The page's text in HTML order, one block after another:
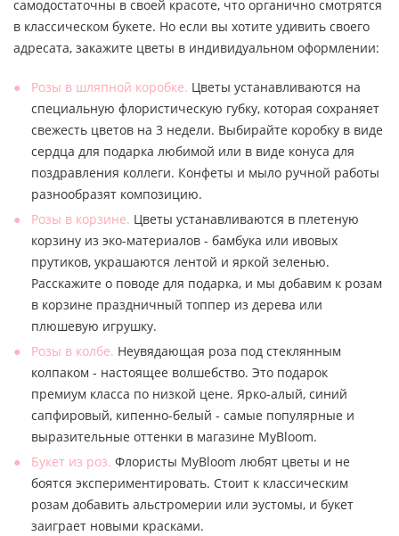
самодостаточны в своей красоте, что органично смотрятся
в классическом букете. Но если вы хотите удивить своего
адресата, закажите цветы в индивидуальном оформлении:
Розы в шляпной коробке. Цветы устанавливаются на
специальную флористическую губку, которая сохраняет
свежесть цветов на 3 недели. Выбирайте коробку в виде
сердца для подарка любимой или в виде конуса для
поздравления коллеги. Конфеты и мыло ручной работы
разнообразят композицию.
Розы в корзине. Цветы устанавливаются в плетеную
корзину из эко-материалов - бамбука или ивовых
прутиков, украшаются лентой и яркой зеленью.
Расскажите о поводе для подарка, и мы добавим к розам
в корзине праздничный топпер из дерева или
плюшевую игрушку.
Розы в колбе. Неувядающая роза под стеклянным
колпаком - настоящее волшебство. Это подарок
премиум класса по низкой цене. Ярко-алый, синий
сапфировый, кипенно-белый - самые популярные и
выразительные оттенки в магазине MyBloom.
Букет из роз. Флористы MyBloom любят цветы и не
боятся экспериментировать. Стоит к классическим
розам добавить альстромерии или эустомы, и букет
заиграет новыми красками.